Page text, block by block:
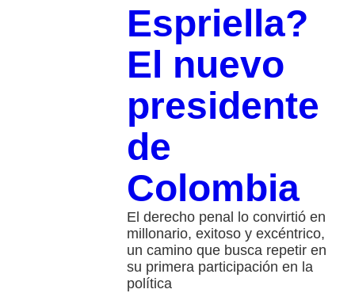
Espriella?
El nuevo
presidente
de
Colombia
El derecho penal lo convirtió en
millonario, exitoso y excéntrico,
un camino que busca repetir en
su primera participación en la
política